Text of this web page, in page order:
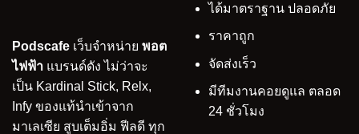
Podscafe เว็บจำหน่าย พอต
ไฟฟ้า แบรนด์ดัง ไม่ว่าจะ
เป็น Kardinal Stick, Relx,
Infy ของแท้นำเข้าจาก
มาเลเซีย สูบเต็มอิ่ม ฟีลดี ทุก
ได้มาตราฐาน ปลอดภัย
ราคาถูก
จัดส่งเร็ว
มีทีมงานคอยดูแล ตลอด
24 ชั่วโมง